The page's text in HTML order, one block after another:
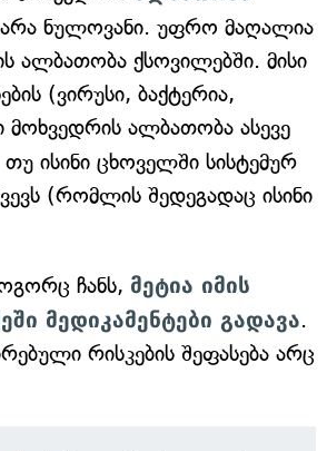
ნულოვანი. უფრო მაღალია
ალბათობა ქსოვილებში. მისი
(ვირუსი, ბაქტერია,
მოხვედრის ალბათობა ასევე
თუ ისინი ცხოველში სისტემურ
(რომლის შედეგადაც ისინი
ჩანს, მეტია იმის
მედიკამენტები გადავა.
რისკების შეფასება არც